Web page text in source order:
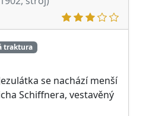
traktura
se nachází menší
Schiffnera, vestavěný